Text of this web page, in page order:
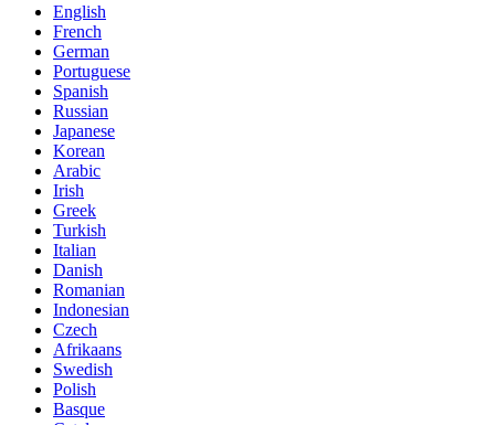
English
French
German
Portuguese
Spanish
Russian
Japanese
Korean
Arabic
Irish
Greek
Turkish
Italian
Danish
Romanian
Indonesian
Czech
Afrikaans
Swedish
Polish
Basque